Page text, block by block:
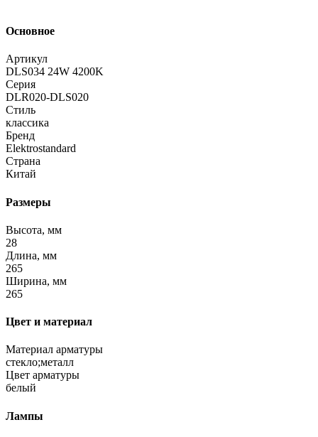
Основное
Артикул
DLS034 24W 4200K
Серия
DLR020-DLS020
Стиль
классика
Бренд
Elektrostandard
Страна
Китай
Размеры
Высота, мм
28
Длина, мм
265
Ширина, мм
265
Цвет и материал
Материал арматуры
стекло;металл
Цвет арматуры
белый
Лампы